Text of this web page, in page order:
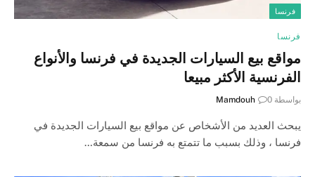
فرنسا
فرنسا
مواقع بيع السيارات الجديدة في فرنسا والأنواع
الفرنسية الأكثر مبيعا
بواسطة Mamdouh 0
يبحث العديد من الأشخاص عن مواقع بيع السيارات الجديدة في
فرنسا ، وذلك بسبب ما تتمتع به فرنسا من سمعة…